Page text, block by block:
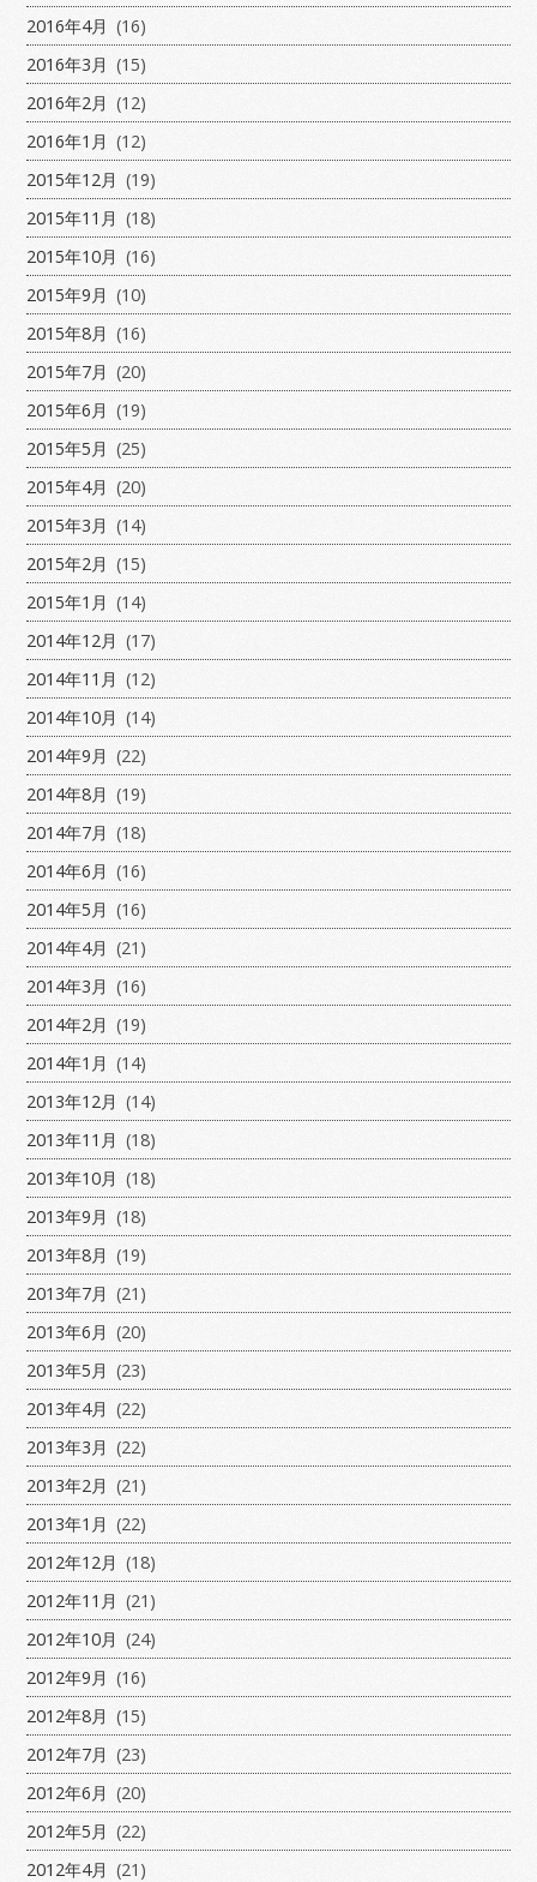
2016年4月 (16)
2016年3月 (15)
2016年2月 (12)
2016年1月 (12)
2015年12月 (19)
2015年11月 (18)
2015年10月 (16)
2015年9月 (10)
2015年8月 (16)
2015年7月 (20)
2015年6月 (19)
2015年5月 (25)
2015年4月 (20)
2015年3月 (14)
2015年2月 (15)
2015年1月 (14)
2014年12月 (17)
2014年11月 (12)
2014年10月 (14)
2014年9月 (22)
2014年8月 (19)
2014年7月 (18)
2014年6月 (16)
2014年5月 (16)
2014年4月 (21)
2014年3月 (16)
2014年2月 (19)
2014年1月 (14)
2013年12月 (14)
2013年11月 (18)
2013年10月 (18)
2013年9月 (18)
2013年8月 (19)
2013年7月 (21)
2013年6月 (20)
2013年5月 (23)
2013年4月 (22)
2013年3月 (22)
2013年2月 (21)
2013年1月 (22)
2012年12月 (18)
2012年11月 (21)
2012年10月 (24)
2012年9月 (16)
2012年8月 (15)
2012年7月 (23)
2012年6月 (20)
2012年5月 (22)
2012年4月 (21)